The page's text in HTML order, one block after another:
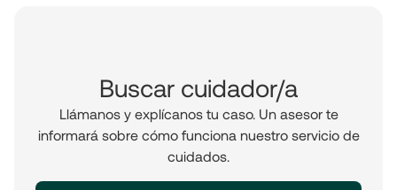
Buscar cuidador/a
Llámanos y explícanos tu caso. Un asesor te
informará sobre cómo funciona nuestro servicio de
cuidados.